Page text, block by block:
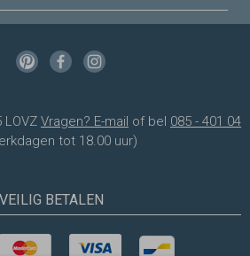
Vragen? E-mail of bel 085 - 401 04
tot 18.00 uur)
VEILIG BETALEN